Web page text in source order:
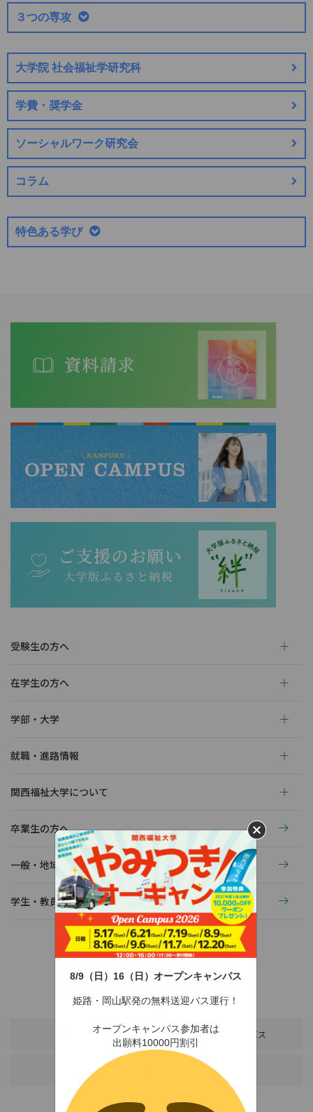
8/9（日）16（日）オープンキャンパス
姫路・岡山駅発の無料送迎バス運行！
オープンキャンパス参加者は
出願料10000円割引
３つの専攻
大学院 社会福祉学研究科
学費・奨学金
ソーシャルワーク研究会
コラム
特色ある学び
受験生の方へ
在学生の方へ
学部・大学
就職・進路情報
関西福祉大学について
卒業生の方へ
一般・地域の方へ
学生・教員の活動
〒678-0255 兵庫県赤穂市新田380-3
TEL：0791-46-2525（代）FAX：0791-46-2526
アクセス スクールバス